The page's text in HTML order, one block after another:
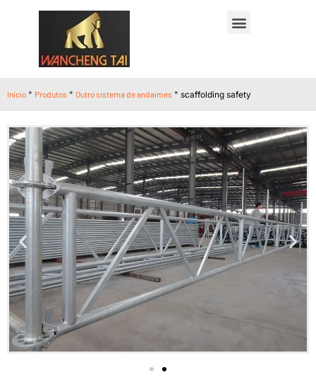
Início " Produtos " Outro sistema de andaimes " scaffolding safety